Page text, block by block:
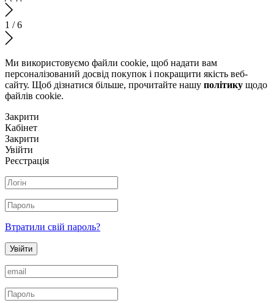
1 /6
Ми використовуємо файли cookie, щоб надати вам
персоналізований досвід покупок і покращити якість веб-
сайту. Щоб дізнатися більше, прочитайте нашу політику щодо
файлів сookie.
Закрити
Кабінет
Закрити
Увійти
Реєстрація
Втратили свій пароль?
Увійти